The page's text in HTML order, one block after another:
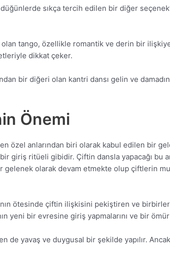
sıkça tercih edilen bir diğer
tango, özellikle romantik ve derin bir
dikkat çeker.
bir diğeri olan kantri dansı gelin ve
Önemi
en özel anlarından biri olarak kabul edilen bir
giriş ritüeli gibidir. Çiftin dansla yapacağı bu
olarak devam etmekte olup çiftlerin
ötesinde çiftin ilişkisini pekiştiren ve
yeni bir evresine giriş yapmalarını ve bir
de yavaş ve duygusal bir şekilde yapılır.